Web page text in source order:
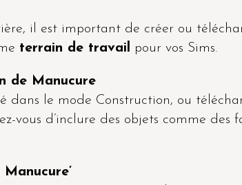
il est important de créer ou
terrain de travail pour vos Sims.
de Manucure
dans le mode Construction, ou
vous d’inclure des objets comme des